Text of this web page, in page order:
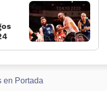
en Portada